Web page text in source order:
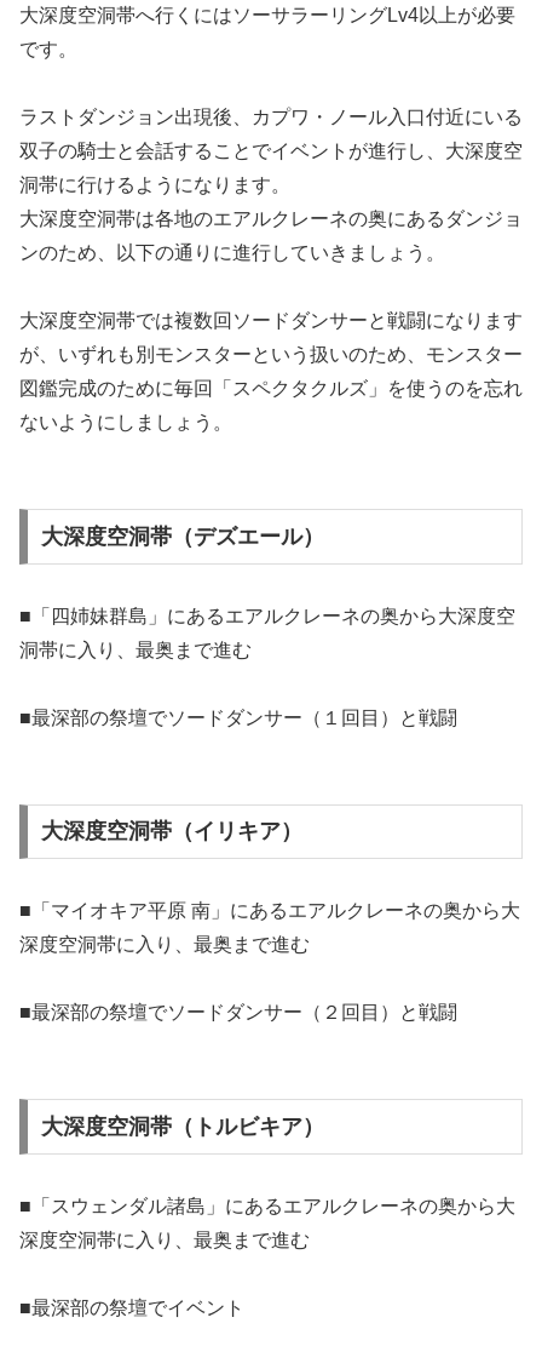
大深度空洞帯へ行くにはソーサラーリングLv4以上が必要
です。
ラストダンジョン出現後、カプワ・ノール入口付近にいる
双子の騎士と会話することでイベントが進行し、大深度空
洞帯に行けるようになります。
大深度空洞帯は各地のエアルクレーネの奥にあるダンジョ
ンのため、以下の通りに進行していきましょう。
大深度空洞帯では複数回ソードダンサーと戦闘になります
が、いずれも別モンスターという扱いのため、モンスター
図鑑完成のために毎回「スペクタクルズ」を使うのを忘れ
ないようにしましょう。
大深度空洞帯（デズエール）
■「四姉妹群島」にあるエアルクレーネの奥から大深度空
洞帯に入り、最奥まで進む
■最深部の祭壇でソードダンサー（１回目）と戦闘
大深度空洞帯（イリキア）
■「マイオキア平原 南」にあるエアルクレーネの奥から大
深度空洞帯に入り、最奥まで進む
■最深部の祭壇でソードダンサー（２回目）と戦闘
大深度空洞帯（トルビキア）
■「スウェンダル諸島」にあるエアルクレーネの奥から大
深度空洞帯に入り、最奥まで進む
■最深部の祭壇でイベント